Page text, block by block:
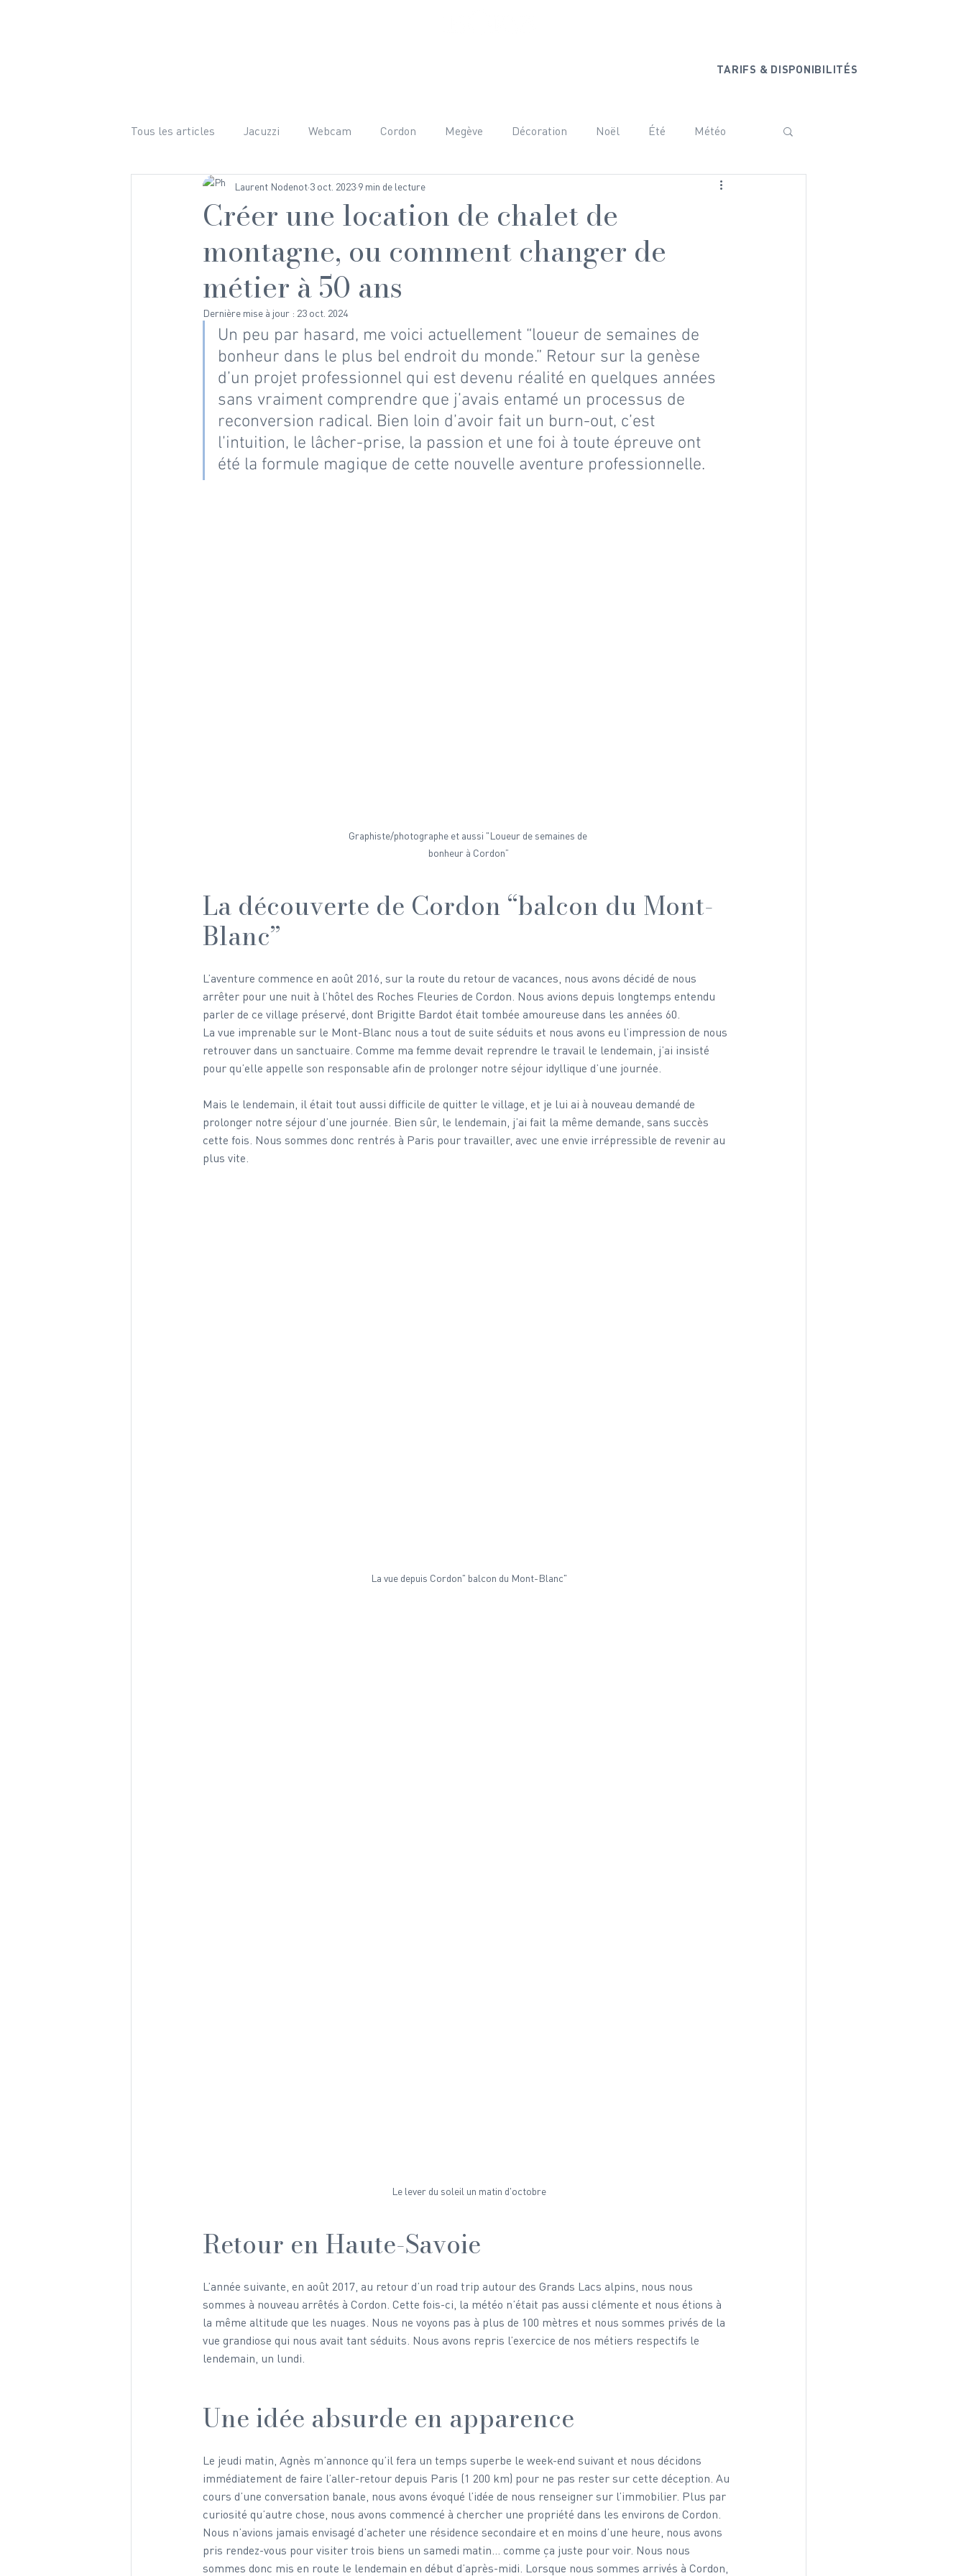
TARIFS & DISPONIBILITÉS
Tous les articles Jacuzzi Webcam Cordon Megève Décoration Noël Été Météo
Bien-être Ski Randonnées Adrénaline Vanoise
Hiver Photographie Team Building Anniversaire Gastronomie
Créer une location de chalet de
montagne, ou comment changer de
métier à 50 ans
Laurent Nodenot 3 oct. 2023 9 min de lecture
Dernière mise à jour : 23 oct. 2024
Un peu par hasard, me voici actuellement “loueur de semaines de
bonheur dans le plus bel endroit du monde.” Retour sur la genèse
d’un projet professionnel qui est devenu réalité en quelques années
sans vraiment comprendre que j’avais entamé un processus de
reconversion radical. Bien loin d’avoir fait un burn-out, c’est
l’intuition, le lâcher-prise, la passion et une foi à toute épreuve ont
été la formule magique de cette nouvelle aventure professionnelle.
Graphiste/photographe et aussi "Loueur de semaines de
bonheur à Cordon”
La découverte de Cordon “balcon du Mont-
Blanc”
L’aventure commence en août 2016, sur la route du retour de vacances, nous avons décidé de nous
arrêter pour une nuit à l’hôtel des Roches Fleuries de Cordon. Nous avions depuis longtemps entendu
parler de ce village préservé, dont Brigitte Bardot était tombée amoureuse dans les années 60.
La vue imprenable sur le Mont-Blanc nous a tout de suite séduits et nous avons eu l’impression de nous
retrouver dans un sanctuaire. Comme ma femme devait reprendre le travail le lendemain, j’ai insisté
pour qu’elle appelle son responsable afin de prolonger notre séjour idyllique d’une journée.
Mais le lendemain, il était tout aussi difficile de quitter le village, et je lui ai à nouveau demandé de
prolonger notre séjour d’une journée. Bien sûr, le lendemain, j’ai fait la même demande, sans succès
cette fois. Nous sommes donc rentrés à Paris pour travailler, avec une envie irrépressible de revenir au
plus vite.
La vue depuis Cordon" balcon du Mont-Blanc"
Le lever du soleil un matin d'octobre
Retour en Haute-Savoie
L’année suivante, en août 2017, au retour d’un road trip autour des Grands Lacs alpins, nous nous
sommes à nouveau arrêtés à Cordon. Cette fois-ci, la météo n’était pas aussi clémente et nous étions à
la même altitude que les nuages. Nous ne voyons pas à plus de 100 mètres et nous sommes privés de la
vue grandiose qui nous avait tant séduits. Nous avons repris l’exercice de nos métiers respectifs le
lendemain, un lundi.
Une idée absurde en apparence
Le jeudi matin, Agnès m’annonce qu’il fera un temps superbe le week-end suivant et nous décidons
immédiatement de faire l’aller-retour depuis Paris (1 200 km) pour ne pas rester sur cette déception. Au
cours d’une conversation banale, nous avons évoqué l’idée de nous renseigner sur l’immobilier. Plus par
curiosité qu’autre chose, nous avons commencé à chercher une propriété dans les environs de Cordon.
Nous n’avions jamais envisagé d’acheter une résidence secondaire et en moins d’une heure, nous avons
pris rendez-vous pour visiter trois biens un samedi matin… comme ça juste pour voir. Nous nous
sommes donc mis en route le lendemain en début d’après-midi. Lorsque nous sommes arrivés à Cordon,